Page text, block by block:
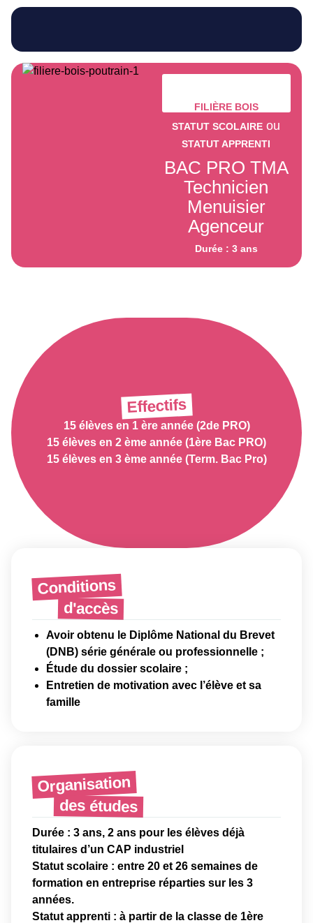
FILIÈRE BOIS
STATUT SCOLAIRE ou
STATUT APPRENTI
BAC PRO TMA
Technicien
Menuisier
Agenceur
Durée : 3 ans
Effectifs
15 élèves en 1 ère année (2de PRO)
15 élèves en 2 ème année (1ère Bac PRO)
15 élèves en 3 ème année (Term. Bac Pro)
Conditions
d'accès
Avoir obtenu le Diplôme National du Brevet
(DNB) série générale ou professionnelle ;
Étude du dossier scolaire ;
Entretien de motivation avec l’élève et sa
famille
Organisation
des études
Durée : 3 ans, 2 ans pour les élèves déjà
titulaires d’un CAP industriel
Statut scolaire : entre 20 et 26 semaines de
formation en entreprise réparties sur les 3
années.
Statut apprenti : à partir de la classe de 1ère